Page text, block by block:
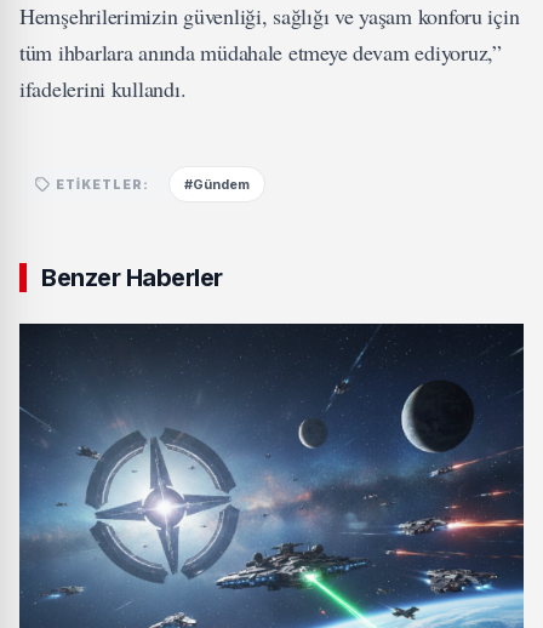
Hemşehrilerimizin güvenliği, sağlığı ve yaşam konforu için
tüm ihbarlara anında müdahale etmeye devam ediyoruz,”
ifadelerini kullandı.
ETIKETLER: #Gündem
Benzer Haberler